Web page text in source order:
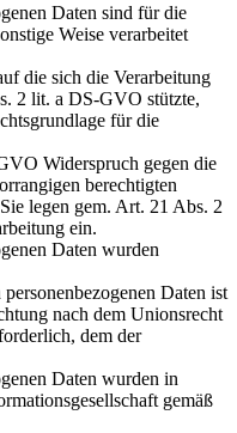
Daten sind für die
Weise verarbeitet
die sich die Verarbeitung
2 lit. a DS-GVO stützte,
für die
Widerspruch gegen die
berechtigten
legen gem. Art. 21 Abs. 2
ein.
Daten wurden
Daten ist
nach dem Unionsrecht
dem der
Daten wurden in
gemäß